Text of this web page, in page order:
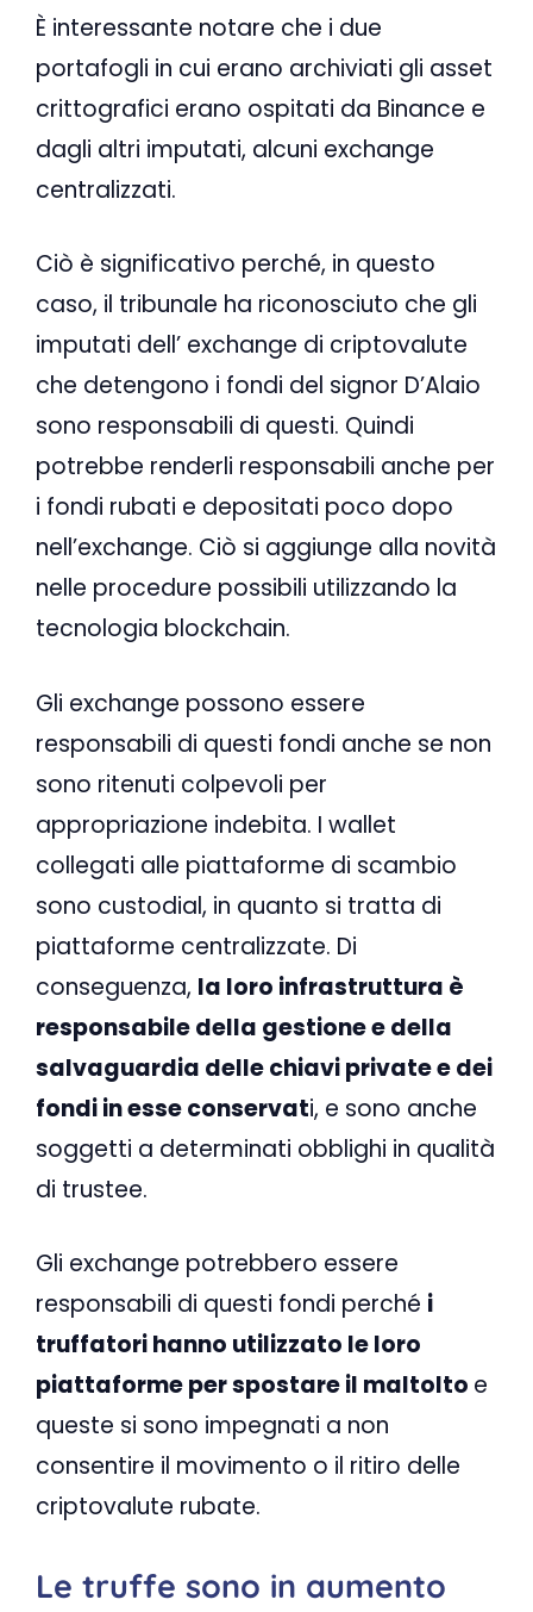
È interessante notare che i due
portafogli in cui erano archiviati gli asset
crittografici erano ospitati da Binance e
dagli altri imputati, alcuni exchange
centralizzati.
Ciò è significativo perché, in questo
caso, il tribunale ha riconosciuto che gli
imputati dell’ exchange di criptovalute
che detengono i fondi del signor D’Alaio
sono responsabili di questi. Quindi
potrebbe renderli responsabili anche per
i fondi rubati e depositati poco dopo
nell’exchange. Ciò si aggiunge alla novità
nelle procedure possibili utilizzando la
tecnologia blockchain.
Gli exchange possono essere
responsabili di questi fondi anche se non
sono ritenuti colpevoli per
appropriazione indebita. I wallet
collegati alle piattaforme di scambio
sono custodial, in quanto si tratta di
piattaforme centralizzate. Di
conseguenza, la loro infrastruttura è
responsabile della gestione e della
salvaguardia delle chiavi private e dei
fondi in esse conservati, e sono anche
soggetti a determinati obblighi in qualità
di trustee.
Gli exchange potrebbero essere
responsabili di questi fondi perché i
truffatori hanno utilizzato le loro
piattaforme per spostare il maltolto e
queste si sono impegnati a non
consentire il movimento o il ritiro delle
criptovalute rubate.
Le truffe sono in aumento